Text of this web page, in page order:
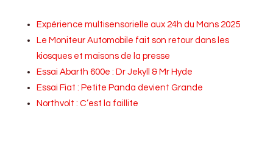
Expérience multisensorielle aux 24h du Mans 2025
Le Moniteur Automobile fait son retour dans les
kiosques et maisons de la presse
Essai Abarth 600e : Dr Jekyll & Mr Hyde
Essai Fiat : Petite Panda devient Grande
Northvolt : C’est la faillite